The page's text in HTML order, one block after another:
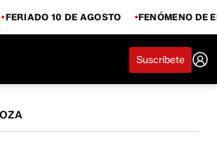
FERIADO 10 DE AGOSTO FENÓMENO DE
Suscríbete